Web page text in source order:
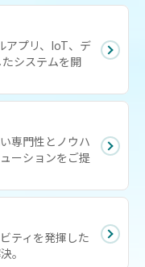
アプリ、IoT、デ
システムを開
専門性とノウハ
ーションをご提
ティを発揮した
。